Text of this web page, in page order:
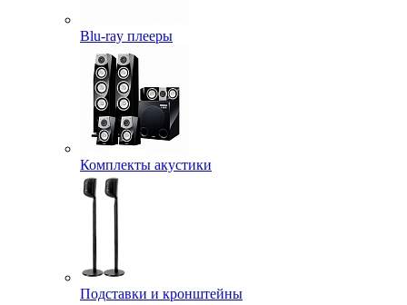
Blu-ray плееры
Комплекты акустики
Подставки и кронштейны